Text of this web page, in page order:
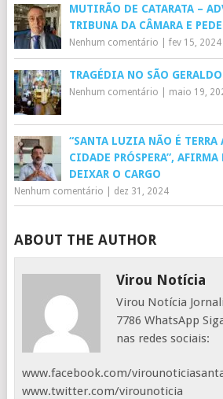
MUTIRÃO DE CATARATA –
TRIBUNA DA CÂMARA E
Nenhum comentário fev 15, 2024
TRAGÉDIA NO SÃO
Nenhum comentário maio 19,
“SANTA LUZIA NÃO É TERRA
CIDADE PRÓSPERA”,
DEIXAR O CARGO
Nenhum comentário dez 31, 2024
ABOUT THE AUTHOR
Virou Notícia
Virou Notícia
7786 WhatsApp
nas redes sociais:
www.facebook.com/
www.twitter.com/virounoticia